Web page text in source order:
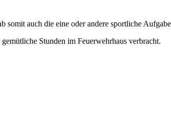
auch die eine oder andere sportliche
Stunden im Feuerwehrhaus verbracht.